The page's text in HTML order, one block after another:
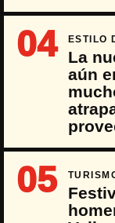
04 ESTILO
La
aún
05